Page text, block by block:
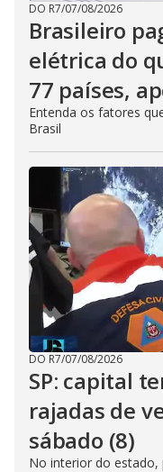
DO R7/07/08/2026
Brasileiro
elétrica do
77 países,
Entenda os fatores
Brasil
DO R7/07/08/2026
SP: capital
rajadas de
sábado (8)
No interior do